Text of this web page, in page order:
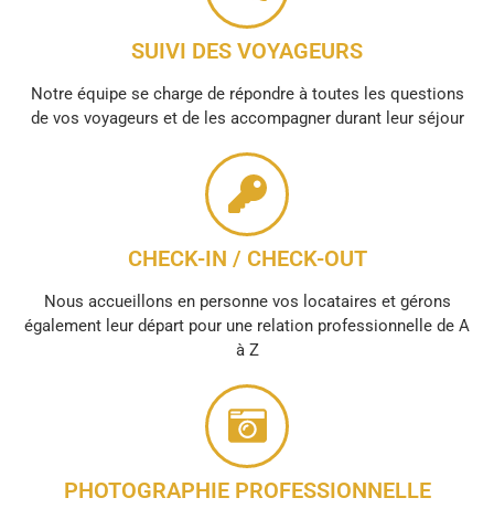
SUIVI DES VOYAGEURS
Notre équipe se charge de répondre à toutes les questions
de vos voyageurs et de les accompagner durant leur séjour
CHECK-IN / CHECK-OUT
Nous accueillons en personne vos locataires et gérons
également leur départ pour une relation professionnelle de A
à Z
PHOTOGRAPHIE PROFESSIONNELLE